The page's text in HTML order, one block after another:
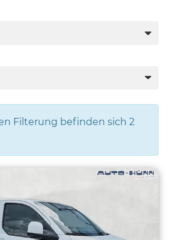
Filterung befinden sich 2